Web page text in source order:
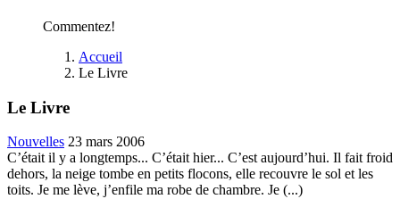
Commentez!
Accueil
Le Livre
Le Livre
Nouvelles 23 mars 2006
C’était il y a longtemps... C’était hier... C’est aujourd’hui. Il fait froid
dehors, la neige tombe en petits flocons, elle recouvre le sol et les
toits. Je me lève, j’enfile ma robe de chambre. Je (...)